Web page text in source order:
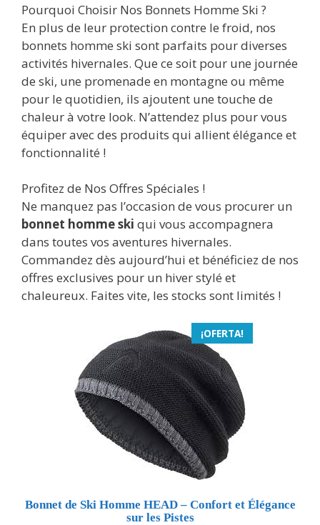
Pourquoi Choisir Nos Bonnets Homme Ski ?
En plus de leur protection contre le froid, nos
bonnets homme ski sont parfaits pour diverses
activités hivernales. Que ce soit pour une journée
de ski, une promenade en montagne ou même
pour le quotidien, ils ajoutent une touche de
chaleur à votre look. N’attendez plus pour vous
équiper avec des produits qui allient élégance et
fonctionnalité !
Profitez de Nos Offres Spéciales !
Ne manquez pas l’occasion de vous procurer un
bonnet homme ski qui vous accompagnera
dans toutes vos aventures hivernales.
Commandez dès aujourd’hui et bénéficiez de nos
offres exclusives pour un hiver stylé et
chaleureux. Faites vite, les stocks sont limités !
¡OFERTA!
Bonnet de Ski Homme HEAD – Confort et Élégance
sur les Pistes